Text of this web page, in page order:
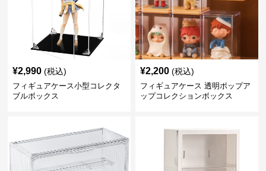
¥2,990 (税込)
フィギュアケース小型コレクタ
ブルボックス
¥2,200 (税込)
フィギュアケース 透明ポップア
ップコレクションボックス